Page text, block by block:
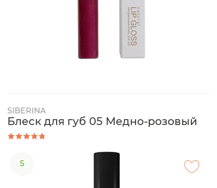
SIBERINA
Блеск для губ 05 Медно-розовый
5